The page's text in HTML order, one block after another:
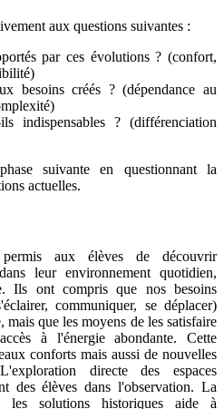
aux questions suivantes :
par ces évolutions ? (confort,
besoins créés ? (dépendance au
indispensables ? (différenciation
suivante en questionnant la
actuelles.
aux élèves de découvrir
leur environnement quotidien,
Ils ont compris que nos besoins
communiquer, se déplacer)
mais que les moyens de les satisfaire
à l'énergie abondante. Cette
conforts mais aussi de nouvelles
directe des espaces
des élèves dans l'observation. La
les solutions historiques aide à